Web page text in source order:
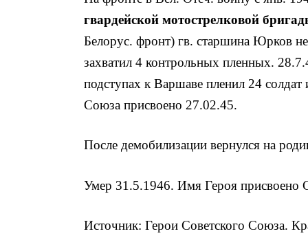
гвардейской мотострелковой
Бело­рус. фронт) гв. старшина Юрков
захватил 4 контрольных пленных.
подступах к Варшаве пленил 24
Союза присвоено 27.02.45.
После демобилизации вернулся на
Умер 31.5.1946. Имя Героя присвоено
Источник: Герои Советского Союза.